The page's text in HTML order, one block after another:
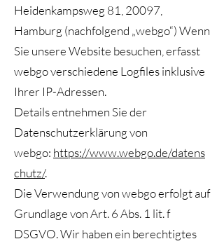
Heidenkampsweg 81, 20097,
Hamburg (nachfolgend „webgo“) Wenn
Sie unsere Website besuchen, erfasst
webgo verschiedene Logfiles inklusive
Ihrer IP-Adressen.
Details entnehmen Sie der
Datenschutzerklärung von
webgo: https://www.webgo.de/datens
chutz/.
Die Verwendung von webgo erfolgt auf
Grundlage von Art. 6 Abs. 1 lit. f
DSGVO. Wir haben ein berechtigtes